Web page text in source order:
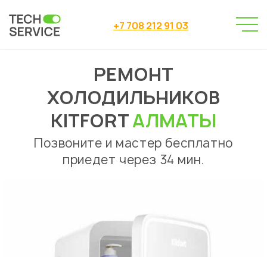
+7 708 212 91 03
Сервисный центр
Ремонт холодильников
Ремонт холодильников Kitfort Алматы
РЕМОНТ
ХОЛОДИЛЬНИКОВ
KITFORTАЛМАТЫ
Позвоните и мастер бесплатно
приедет через 34 мин.